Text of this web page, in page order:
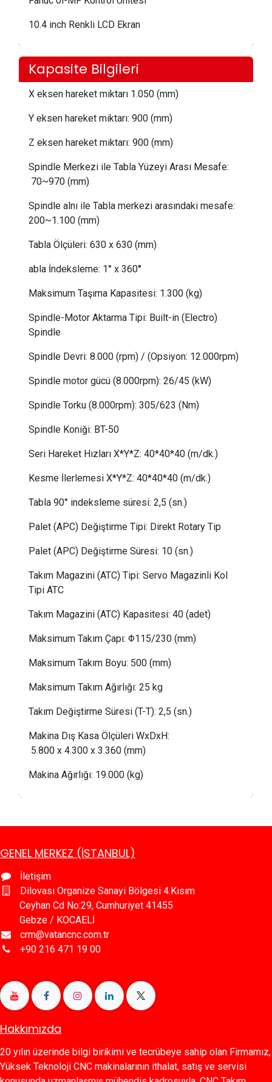
10.4 inch Renkli LCD Ekran
Kapasite Bilgileri
X eksen hareket miktarı 1.050 (mm)
Y eksen hareket miktarı: 900 (mm)
Z eksen hareket miktarı: 900 (mm)
Spindle Merkezi ile Tabla Yüzeyi Arası Mesafe:
70~970 (mm)
Spindle alnı ile Tabla merkezi arasındaki mesafe:
200~1.100 (mm)
Tabla Ölçüleri: 630 x 630 (mm)
abla İndeksleme: 1° x 360°
Maksimum Taşıma Kapasitesi: 1.300 (kg)
Spindle-Motor Aktarma Tipi: Built-in (Electro)
Spindle
Spindle Devri: 8.000 (rpm) / (Opsiyon: 12.000rpm)
Spindle motor gücü (8.000rpm): 26/45 (kW)
Spindle Torku (8.000rpm): 305/623 (Nm)
Spindle Koniği: BT-50
Seri Hareket Hızları X*Y*Z: 40*40*40 (m/dk.)
Kesme İlerlemesi X*Y*Z: 40*40*40 (m/dk.)
Tabla 90° indeksleme süresi: 2,5 (sn.)
Palet (APC) Değiştirme Tipi: Direkt Rotary Tip
Palet (APC) Değiştirme Süresi: 10 (sn.)
Takım Magazini (ATC) Tipi: Servo Magazinli Kol
Tipi ATC
Takım Magazini (ATC) Kapasitesi: 40 (adet)
Maksimum Takım Çapı: Φ115/230 (mm)
Maksimum Takım Boyu: 500 (mm)
Maksimum Takım Ağırlığı: 25 kg
Takım Değiştirme Süresi (T-T): 2,5 (sn.)
Makina Dış Kasa Ölçüleri WxDxH:
5.800 x 4.300 x 3.360 (mm)
Makina Ağırlığı: 19.000 (kg)
GENEL MERKEZ (İSTANBUL)
İletişim
Dilovası Organize Sanayi Bölgesi 4.Kısım
Ceyhan Cd No:29, Cumhuriyet 41455
Gebze / KOCAELİ
crm@vatancnc.com.tr
+90 216 471 19 00
Hakkımızda
20 yılın üzerinde bilgi birikimi ve tecrübeye sahip olan Firmamız,
Yüksek Teknoloji CNC makinalarının ithalat, satış ve servisi